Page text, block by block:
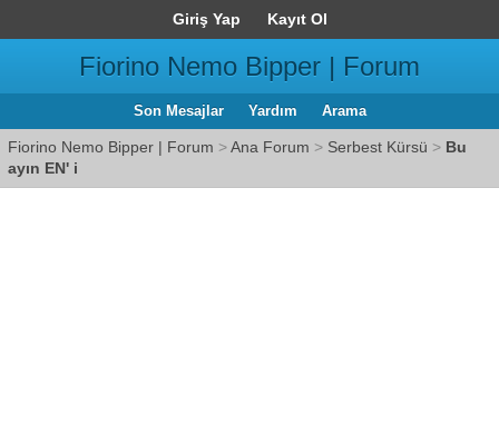
Giriş Yap Kayıt Ol
Fiorino Nemo Bipper | Forum
Son Mesajlar Yardım Arama
Fiorino Nemo Bipper | Forum >Ana Forum > Serbest Kürsü > Bu
ayın EN' i